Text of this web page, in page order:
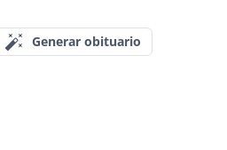
Generar obituario